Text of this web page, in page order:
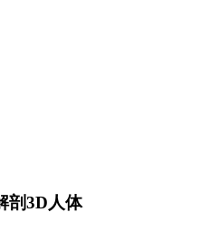
剖3D人体